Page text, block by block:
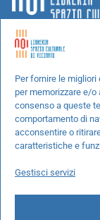
Per fornire le
per memorizzare e/o
consenso a queste
comportamento di
acconsentire o
caratteristiche e
Gestisci servizi
Chi siamo
Progetti speciali
Richiedi un libro
Spedizioni
Cookie Policy